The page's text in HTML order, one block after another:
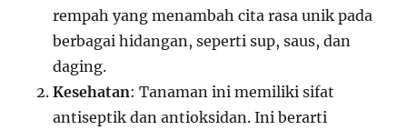
rempah yang menambah cita rasa unik pada
berbagai hidangan, seperti sup, saus, dan
daging.
Kesehatan: Tanaman ini memiliki sifat
antiseptik dan antioksidan. Ini berarti